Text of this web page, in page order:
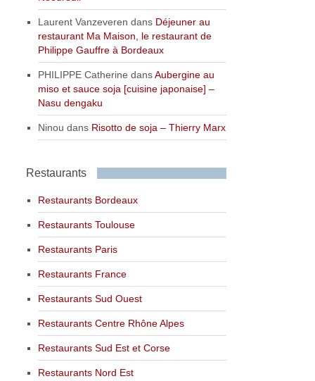
Laurent Vanzeveren dans Déjeuner au
restaurant Ma Maison, le restaurant de
Philippe Gauffre à Bordeaux
PHILIPPE Catherine dansAubergine au
miso et sauce soja [cuisine japonaise] –
Nasu dengaku
Ninou dans Risotto de soja – Thierry Marx
Restaurants
Restaurants Bordeaux
Restaurants Toulouse
Restaurants Paris
Restaurants France
Restaurants Sud Ouest
Restaurants Centre Rhône Alpes
Restaurants Sud Est et Corse
Restaurants Nord Est